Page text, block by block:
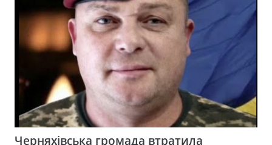
Черняхівська громада втратила